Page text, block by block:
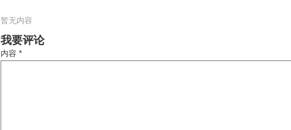
暂无内容
我要评论
内容 *